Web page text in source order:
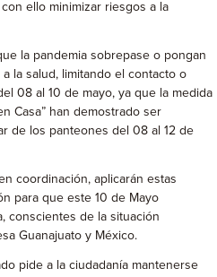
ello minimizar riesgos a la
la pandemia sobrepase o pongan
la salud, limitando el contacto o
08 al 10 de mayo, ya que la medida
Casa” han demostrado ser
de los panteones del 08 al 12 de
coordinación, aplicarán estas
para que este 10 de Mayo
conscientes de la situación
Guanajuato y México.
pide a la ciudadanía mantenerse